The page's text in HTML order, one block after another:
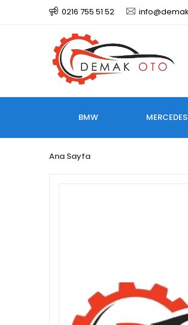
0216 755 51 52
BMW MERCEDES
Ana Sayfa